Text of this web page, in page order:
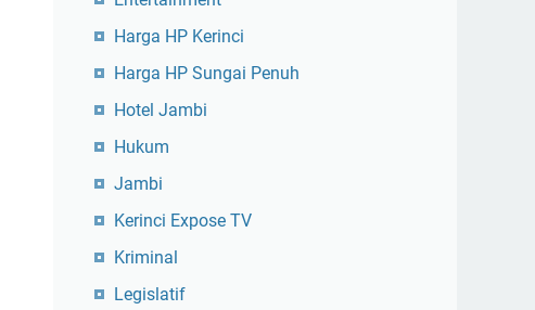
Harga HP Kerinci
Harga HP Sungai Penuh
Hotel Jambi
Hukum
Jambi
Kerinci Expose TV
Kriminal
Legislatif